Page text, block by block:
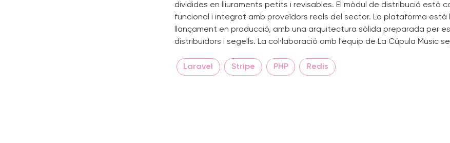
dividides en lliuraments petits i revisables. El mòdul de distribució està
funcional i integrat amb proveïdors reals del sector. La plataforma està
llançament en producció, amb una arquitectura sòlida preparada per
distribuïdors i segells. La col·laboració amb l'equip de La Cúpula Music
Laravel Stripe PHP Redis